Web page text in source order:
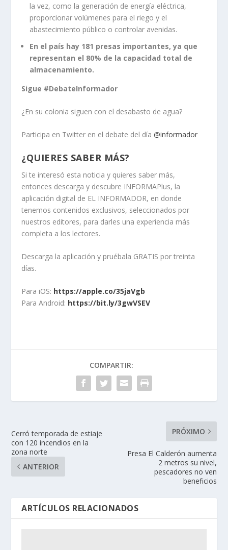
la vez, como la generación de energía eléctrica,
proporcionar volúmenes para el riego y el
abastecimiento público o controlar avenidas.
En el país hay 181 presas importantes, ya que
representan el 80% de la capacidad total de
almacenamiento.
Sigue #DebateInformador
¿En su colonia siguen con el desabasto de agua?
Participa en Twitter en el debate del día@informador
¿QUIERES SABER MÁS?
Si te interesó esta noticia y quieres saber más,
entonces descarga y descubre INFORMAPlus, la
aplicación digital de EL INFORMADOR, en donde
tenemos contenidos exclusivos, seleccionados por
nuestros editores, para darles una experiencia más
completa a los lectores.
Descarga la aplicación y pruébala GRATIS por treinta
días.
Para iOS: https://apple.co/35jaVgb
Para Android: https://bit.ly/3gwVSEV
COMPARTIR:
Cerró temporada de estiaje
con 120 incendios en la
zona norte
ANTERIOR
PRÓXIMO
Presa El Calderón aumenta
2 metros su nivel,
pescadores no ven
beneficios
ARTÍCULOS RELACIONADOS